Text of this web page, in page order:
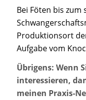
Bei Föten bis zum
Produktionsort
Aufgabe vom
Übrigens: Wenn
interessieren,
meinen Praxis-